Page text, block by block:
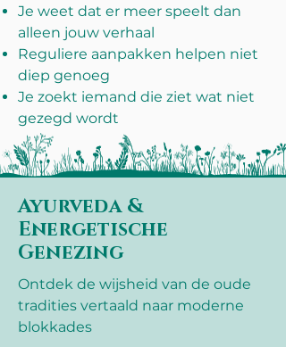
Je weet dat er meer speelt dan
alleen jouw verhaal
Reguliere aanpakken helpen niet
diep genoeg
Je zoekt iemand die ziet wat niet
gezegd wordt
Ayurveda &
Energetische
Genezing
Ontdek de wijsheid van de oude
tradities vertaald naar moderne
blokkades